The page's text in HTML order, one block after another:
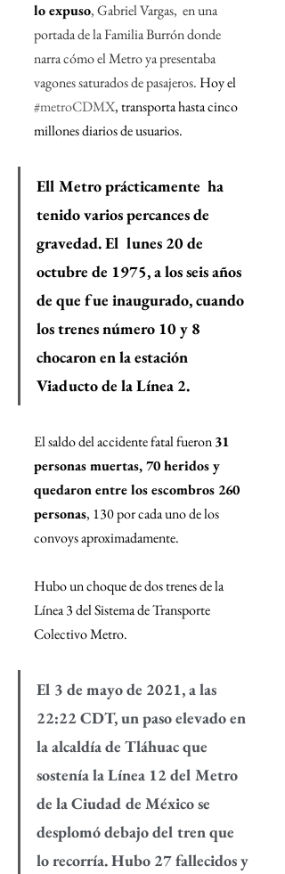
lo expuso, Gabriel Vargas,  en una
portada de la Familia Burrón donde
narra cómo el Metro ya presentaba
vagones saturados de pasajeros. Hoy el
#metroCDMX, transporta hasta cinco
millones diarios de usuarios.
Ell Metro prácticamente  ha
tenido varios percances de
gravedad. El  lunes 20 de
octubre de 1975, a los seis años
de que fue inaugurado, cuando
los trenes número 10 y 8
chocaron en la estación
Viaducto de la Línea 2.
El saldo del accidente fatal fueron 31
personas muertas, 70 heridos y
quedaron entre los escombros 260
personas, 130 por cada uno de los
convoys aproximadamente.
Hubo un choque de dos trenes de la
Línea 3 del Sistema de Transporte
Colectivo Metro.
El 3 de mayo de 2021, a las
22:22 CDT, un paso elevado en
la alcaldía de Tláhuac que
sostenía la Línea 12 del Metro
de la Ciudad de México se
desplomó debajo del tren que
lo recorría. Hubo 27 fallecidos y